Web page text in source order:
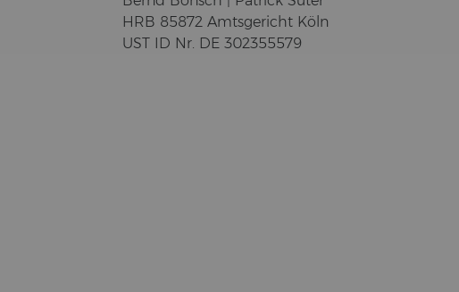
HRB 85872 Amts­ge­richt Köln
UST ID Nr. DE 302355579